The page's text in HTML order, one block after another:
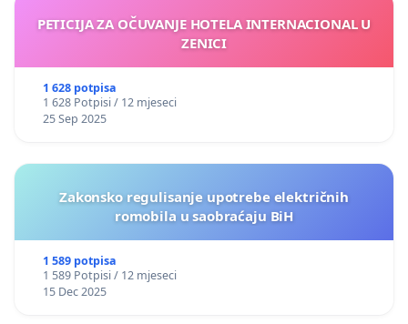
PETICIJA ZA OČUVANJE HOTELA INTERNACIONAL U
ZENICI
1 628 potpisa
1 628 Potpisi / 12 mjeseci
25 Sep 2025
Zakonsko regulisanje upotrebe električnih
romobila u saobraćaju BiH
1 589 potpisa
1 589 Potpisi / 12 mjeseci
15 Dec 2025